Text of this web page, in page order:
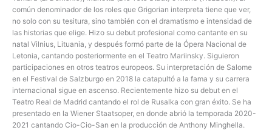
común denominador de los roles que Grigorian interpreta tiene que ver,
no solo con su tesitura, sino también con el dramatismo e intensidad de
las historias que elige. Hizo su debut profesional como cantante en su
natal Vilnius, Lituania, y después formó parte de la Ópera Nacional de
Letonia, cantando posteriormente en el Teatro Mariinsky. Siguieron
participaciones en otros teatros europeos. Su interpretación de Salome
en el Festival de Salzburgo en 2018 la catapultó a la fama y su carrera
internacional sigue en ascenso. Recientemente hizo su debut en el
Teatro Real de Madrid cantando el rol de Rusalka con gran éxito. Se ha
presentado en la Wiener Staatsoper, en donde abrió la temporada 2020-
2021 cantando Cio-Cio-San en la producción de Anthony Minghella.